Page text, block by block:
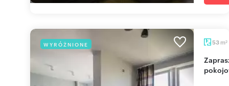
WYRÓŻNIONE 53 m2
Zapraszam do wynajmu luksusowego 2-